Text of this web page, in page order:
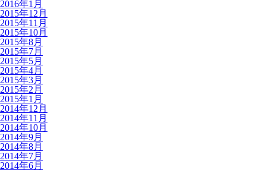
2016年1月
2015年12月
2015年11月
2015年10月
2015年8月
2015年7月
2015年5月
2015年4月
2015年3月
2015年2月
2015年1月
2014年12月
2014年11月
2014年10月
2014年9月
2014年8月
2014年7月
2014年6月